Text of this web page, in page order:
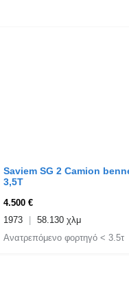
Saviem SG 2 Camion
3,5T
4.500 €
Ανατρεπόμενο φορτηγό < 3.5τ
1973 58.130 χλμ